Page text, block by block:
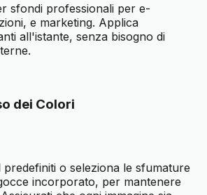
sfondi professionali per e-
e marketing. Applica
all'istante, senza bisogno di
dei Colori
o seleziona le sfumature
incorporato, per mantenere